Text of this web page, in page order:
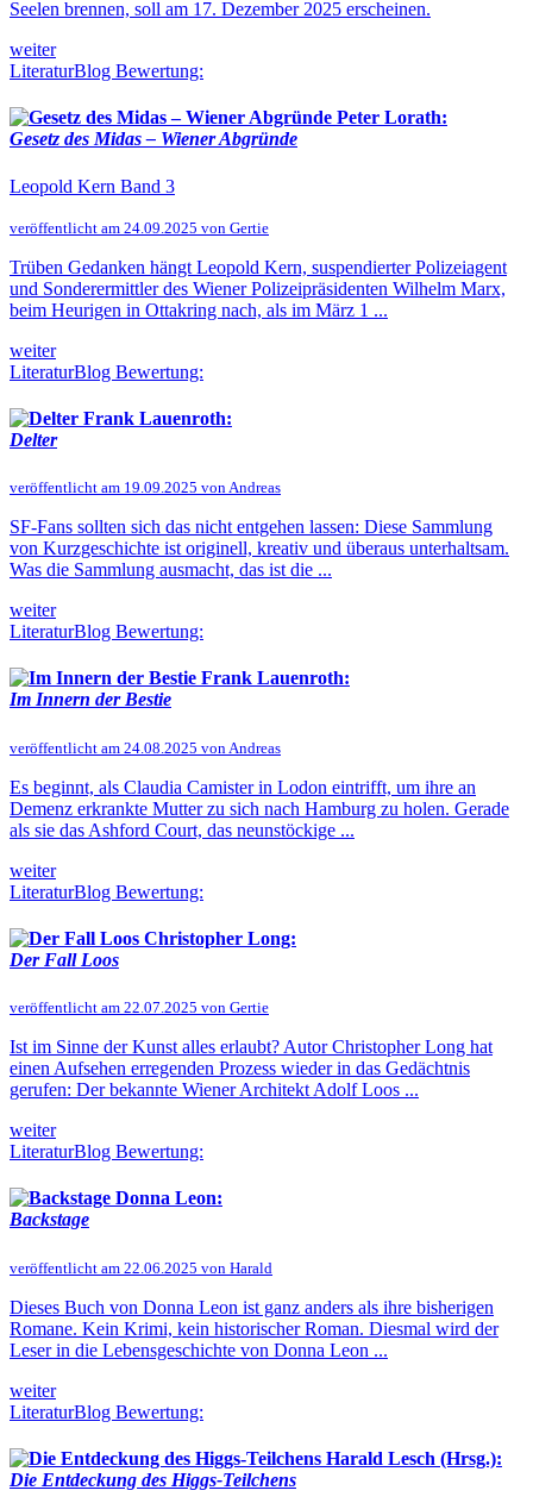
Seelen brennen, soll am 17. Dezember 2025 erscheinen.
weiter
LiteraturBlog Bewertung:
Peter Lorath:
Gesetz des Midas – Wiener Abgründe
Leopold Kern Band 3
veröffentlicht am 24.09.2025 von Gertie
Trüben Gedanken hängt Leopold Kern, suspendierter Polizeiagent
und Sonderermittler des Wiener Polizeipräsidenten Wilhelm Marx,
beim Heurigen in Ottakring nach, als im März 1 ...
weiter
LiteraturBlog Bewertung:
Frank Lauenroth:
Delter
veröffentlicht am 19.09.2025 von Andreas
SF-Fans sollten sich das nicht entgehen lassen: Diese Sammlung
von Kurzgeschichte ist originell, kreativ und überaus unterhaltsam.
Was die Sammlung ausmacht, das ist die ...
weiter
LiteraturBlog Bewertung:
Frank Lauenroth:
Im Innern der Bestie
veröffentlicht am 24.08.2025 von Andreas
Es beginnt, als Claudia Camister in Lodon eintrifft, um ihre an
Demenz erkrankte Mutter zu sich nach Hamburg zu holen. Gerade
als sie das Ashford Court, das neunstöckige ...
weiter
LiteraturBlog Bewertung:
Christopher Long:
Der Fall Loos
veröffentlicht am 22.07.2025 von Gertie
Ist im Sinne der Kunst alles erlaubt? Autor Christopher Long hat
einen Aufsehen erregenden Prozess wieder in das Gedächtnis
gerufen: Der bekannte Wiener Architekt Adolf Loos ...
weiter
LiteraturBlog Bewertung:
Donna Leon:
Backstage
veröffentlicht am 22.06.2025 von Harald
Dieses Buch von Donna Leon ist ganz anders als ihre bisherigen
Romane. Kein Krimi, kein historischer Roman. Diesmal wird der
Leser in die Lebensgeschichte von Donna Leon ...
weiter
LiteraturBlog Bewertung:
Harald Lesch (Hrsg.):
Die Entdeckung des Higgs-Teilchens